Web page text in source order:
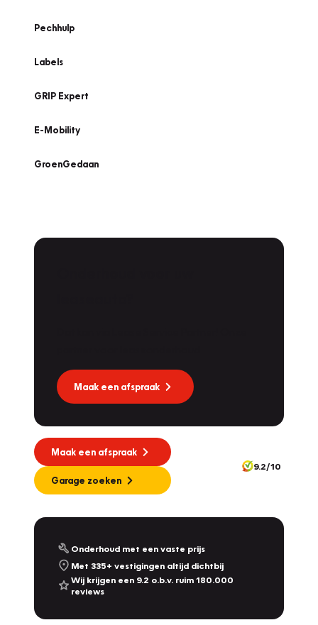
Pechhulp
Labels
GRIP Expert
E-Mobility
GroenGedaan
Maak een afspraak
Maak een afspraak
Garage zoeken
9.2/10
Onderhoud met een vaste prijs
Met 335+ vestigingen altijd dichtbij
Wij krijgen een 9.2 o.b.v. ruim 180.000
reviews